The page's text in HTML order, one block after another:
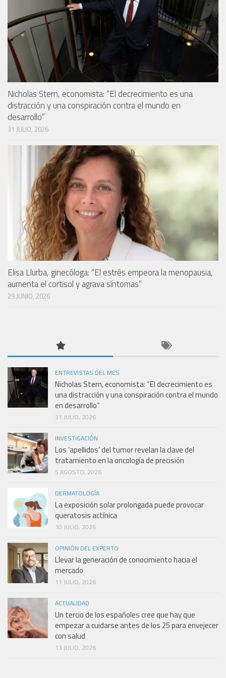
Nicholas Stern, economista: “El decrecimiento es una
distracción y una conspiración contra el mundo en
desarrollo”
31 JULIO, 2026
Elisa Llurba, ginecóloga: “El estrés empeora la menopausia,
aumenta el cortisol y agrava síntomas”
29 JUNIO, 2026
ENTREVISTAS DEL MES
Nicholas Stern, economista: “El decrecimiento es
una distracción y una conspiración contra el mundo
en desarrollo”
31 JULIO, 2026
INVESTIGACIÓN
Los ‘apellidos’ del tumor revelan la clave del
tratamiento en la oncología de precisión
5 AGOSTO, 2026
DERMATOLOGÍA
La exposición solar prolongada puede provocar
queratosis actínica
10 JULIO, 2026
OPINIÓN DEL EXPERTO
Llevar la generación de conocimiento hacia el
mercado
11 JULIO, 2026
ACTUALIDAD
Un tercio de los españoles cree que hay que
empezar a cuidarse antes de los 25 para envejecer
con salud
13 JULIO, 2026